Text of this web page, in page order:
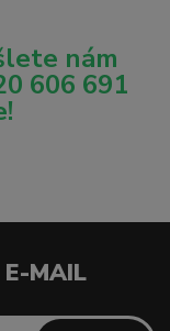
nám
606 691
E-MAIL